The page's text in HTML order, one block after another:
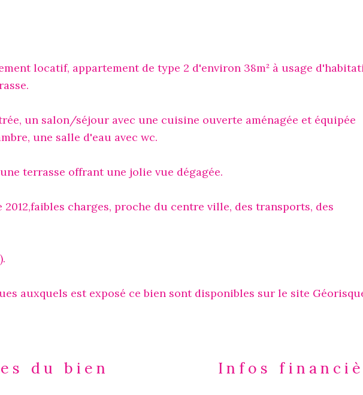
locatif, appartement de type 2 d'environ 38m² à usage
un salon/séjour avec une cuisine ouverte aménagée et équipée
une salle d'eau avec wc.
terrasse offrant une jolie vue dégagée.
charges, proche du centre ville, des transports, des
auxquels est exposé ce bien sont disponibles sur le site
du bien Infos